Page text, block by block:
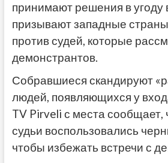
принимают решения в угоду
призывают западные
против судей, которые
демонстрантов.
Собравшиеся скандируют
людей, появляющихся у
TV Pirveli с места сообщает,
судьи воспользовались
чтобы избежать встречи с